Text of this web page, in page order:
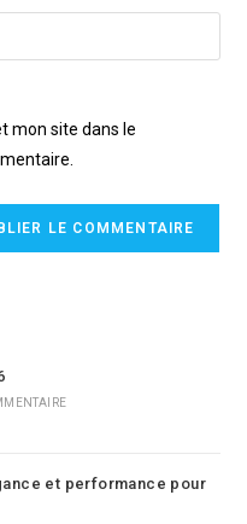
mon site dans le
et performance pour